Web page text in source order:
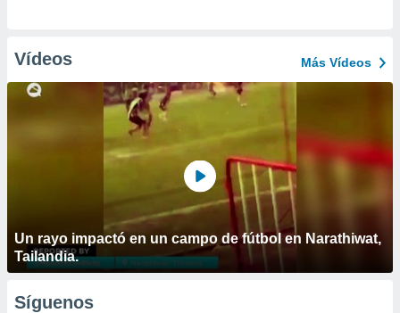
Vídeos Más Vídeos
Un rayo impactó en un campo de fútbol en Narathiwat,
Tailandia.
Síguenos